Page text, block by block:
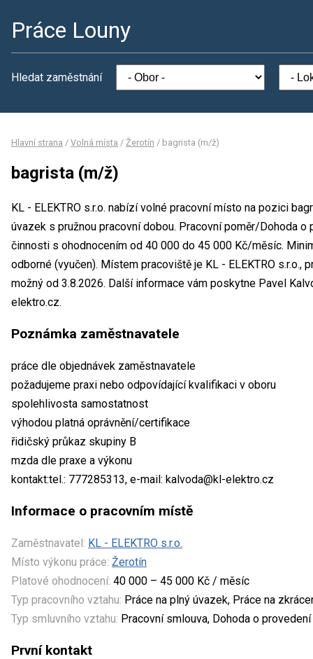
Práce Louny
Hledat zaměstnání
Hlavní strana / Volná místa / Žerotín / bagrista (m/ž)
bagrista (m/ž)
KL - ELEKTRO s.r.o. nabízí volné pracovní místo na pozici
úvazek s pružnou pracovní dobou. Pracovní poměr/Dohoda
činnosti s ohodnocením od 40 000 do 45 000 Kč/měsíc.
odborné (vyučen). Místem pracoviště je KL - ELEKTRO s.r.o.,
možný od 3.8.2026. Další informace vám poskytne Pavel
elektro.cz.
Poznámka zaměstnavatele
práce dle objednávek zaměstnavatele
požadujeme praxi nebo odpovídající kvalifikaci v oboru
spolehlivosta samostatnost
výhodou platná oprávnění/certifikace
řidičský průkaz skupiny B
mzda dle praxe a výkonu
kontakt:tel.: 777285313, e-mail: kalvoda@kl-elektro.cz
Informace o pracovním místě
Zaměstnavatel: KL - ELEKTRO s.r.o.
Místo výkonu práce: Žerotín
Platové ohodnocení: 40 000 – 45 000 Kč / měsíc
Typ pracovního vztahu: Práce na plný úvazek, Práce na
Typ smluvního vztahu: Pracovní smlouva, Dohoda o
První kontakt